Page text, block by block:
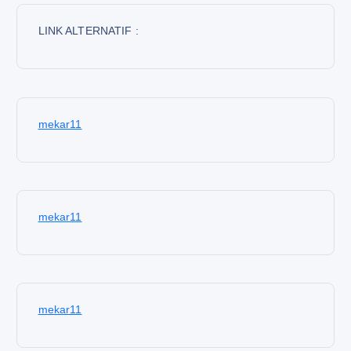
LINK ALTERNATIF :
mekar11
mekar11
mekar11